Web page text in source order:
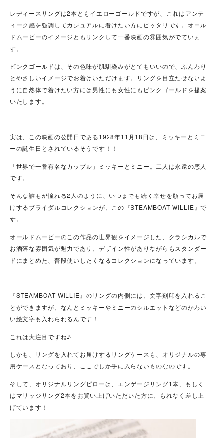
レディースリングは2本ともイエローゴールドですが、これはアンテ
ィーク感を強調してカジュアルに着けたい方にピッタリです。オール
ドムービーのイメージともリンクして一番映画の雰囲気がでていま
す。
ピンクゴールドは、その色味が肌馴染みがとてもいいので、ふんわり
とやさしいイメージでお着けいただけます。リングを目立たせないよ
うに自然体で着けたい方には男性にも女性にもピンクゴールドを提案
いたします。
実は、この映画の公開日である1928年11月18日は、ミッキーとミニ
ーの誕生日とされているそうです！！
「世界で一番有名なカップル」ミッキーとミニー。二人は永遠の恋人
です。
そんな誰もが憧れる2人のように、いつまでも続く幸せを願ってお届
けするブライダルコレクションが、この『STEAMBOAT WILLIE』で
す。
オールドムービーのこの作品の世界観をイメージした、クラシカルで
お洒落な雰囲気が魅力であり、デザイン性がありながらもスタンダー
ドにまとめた、普段使いしたくなるコレクションになっています。
『STEAMBOAT WILLIE』のリングの内側には、文字刻印を入れるこ
とができますが、なんとミッキーやミニーのシルエットなどのかわい
い絵文字も入れられるんです！
これは大注目ですね♪
しかも、リングを入れてお届けするリングケースも、オリジナルの専
用ケースとなっており、ここでしか手に入らないものなのです。
そして、オリジナルリングピローは、エンゲージリング1本、もしく
はマリッジリング2本をお買い上げいただいた方に、もれなく差し上
げています！